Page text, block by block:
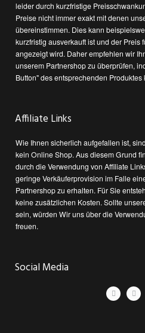
leider durch kurzfristige
Preise nicht immer exakt mit denen
übereinstimmen. Dies kann
kurzfristig ausverkauft ist und der Preis
angezeigt wird. Daher empfehlen wir
unserem Partnershop zu überprüfen,
Button" des entsprechenden Produktes
Affiliate Links
Wie Ihnen sicherlich aufgefallen ist,
kein Online Shop. Aus diesem Grund
durch die Verwendung von Affiliate
geringe Verkäuferprovision im Falle
Partnershop zu erhalten. Für Sie
keine zusätzlichen Kosten. Sollte
sein, würden Wir uns über die
freuen.
Social Media